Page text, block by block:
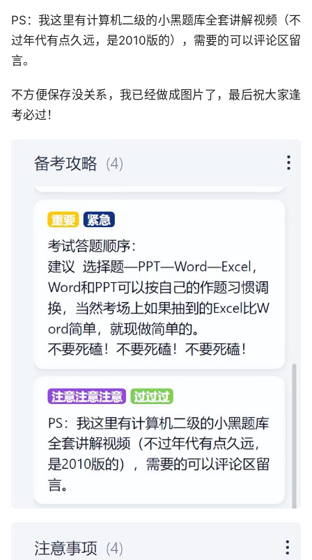
PS：我这里有计算机二级的小黑题库全套讲解视频（不
过年代有点久远，是2010版的），需要的可以评论区留
言。
不方便保存没关系，我已经做成图片了，最后祝大家逢
考必过！